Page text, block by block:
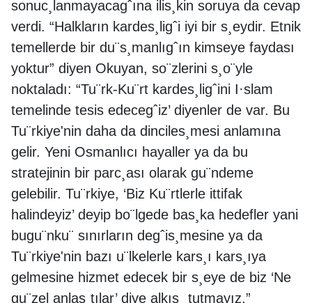
sonuc¸lanmayacagˆına ilis¸kin soruya da cevap
verdi. “Halkların kardes¸ligˆi iyi bir s¸eydir. Etnik
temellerde bir du¨s¸manlıgˆın kimseye faydası
yoktur” diyen Okuyan, so¨zlerini s¸o¨yle
noktaladı: “Tu¨rk-Ku¨rt kardes¸ligˆini I·slam
temelinde tesis edecegˆiz’ diyenler de var. Bu
Tu¨rkiye'nin daha da dinciles¸mesi anlamına
gelir. Yeni Osmanlıcı hayaller ya da bu
stratejinin bir parc¸ası olarak gu¨ndeme
gelebilir. Tu¨rkiye, ‘Biz Ku¨rtlerle ittifak
halindeyiz’ deyip bo¨lgede bas¸ka hedefler yani
bugu¨nku¨ sınırların degˆis¸mesine ya da
Tu¨rkiye'nin bazı u¨lkelerle kars¸ı kars¸ıya
gelmesine hizmet edecek bir s¸eye de biz ‘Ne
gu¨zel anlas¸tılar’ diye alkıs¸ tutmayız.”